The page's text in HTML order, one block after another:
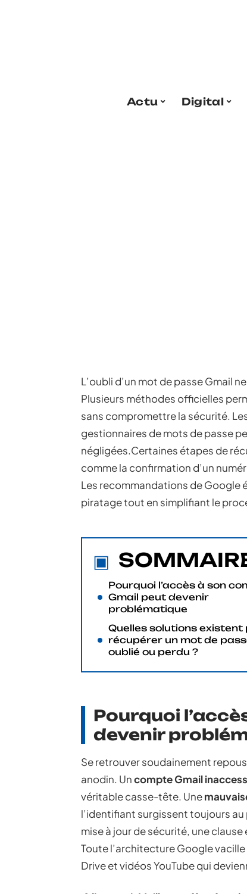
Actu Digital
L’oubli d’un mot de passe Gmail
Plusieurs méthodes officielles
sans compromettre la sécurité.
gestionnaires de mots de passe
négligées.Certaines étapes de
comme la confirmation d’un
Les recommandations de Google
piratage tout en simplifiant le
Pourquoi l’accès à son
Gmail peut devenir
problématique
Quelles solutions existent
récupérer un mot de
oublié ou perdu ?
Pourquoi
devenir
Se retrouver soudainement
anodin. Uncompte Gmail
véritable casse-tête. Une
l’identifiant surgissent toujours
mise à jour de sécurité, une
Toute l’architecture Google
Drive et vidéos YouTube qui